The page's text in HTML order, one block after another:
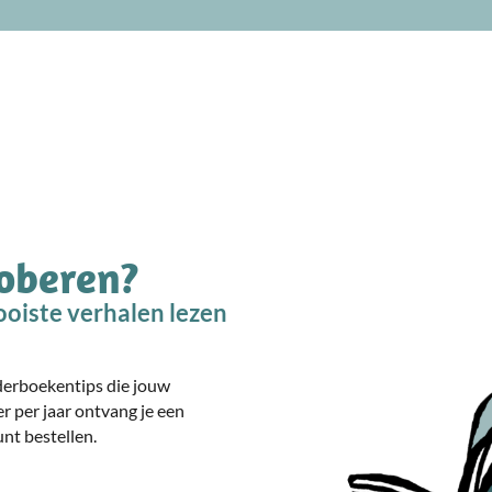
verhalen lezen
die jouw
per jaar ontvang je een
bestellen.